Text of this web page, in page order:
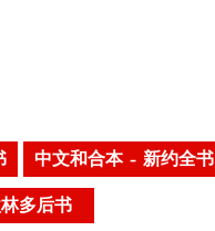
中文和合本 – 新约全书
多后书